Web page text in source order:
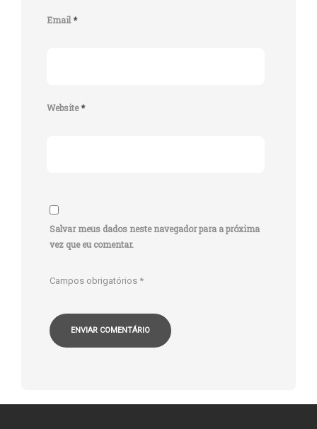
Email *
Website*
Salvar meus dados neste navegador para a próxima
vez que eu comentar.
Campos obrigatórios *